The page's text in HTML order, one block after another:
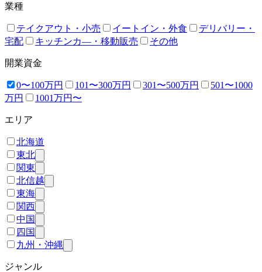
業種
テイクアウト・小売 イートイン・外食
デリバリー・
宅配
キッチンカ―・移動販売 その他
開業資金
0〜100万円 101〜300万円 301〜500万円
501〜1000
万円
1001万円〜
エリア
北海道
東北
関東
北信越
東海
関西
中国
四国
九州・沖縄
ジャンル